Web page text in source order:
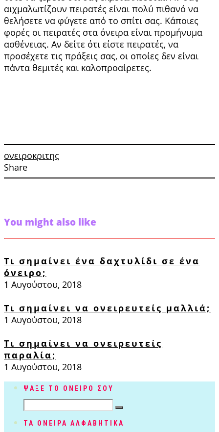
αιχμαλωτίζουν πειρατές είναι πολύ πιθανό να
θελήσετε να φύγετε από το σπίτι σας. Κάποιες
φορές οι πειρατές στα όνειρα είναι προμήνυμα
ασθένειας. Αν δείτε ότι είστε πειρατές, να
προσέχετε τις πράξεις σας, οι οποίες δεν είναι
πάντα θεμιτές και καλοπροαίρετες.
ονειροκριτης
Share
You might also like
Τι σημαίνει ένα δαχτυλίδι σε ένα
όνειρο;
1 Αυγούστου, 2018
Τι σημαίνει να ονειρευτείς μαλλιά;
1 Αυγούστου, 2018
Τι σημαίνει να ονειρευτείς
παραλία;
1 Αυγούστου, 2018
ΨΑΞΕ ΤΟ ΟΝΕΙΡΟ ΣΟΥ
ΤΑ ΟΝΕΙΡΑ ΑΛΦΑΒΗΤΙΚΑ